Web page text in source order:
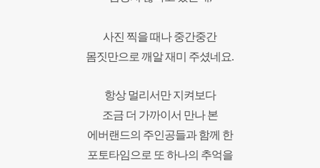
사진 찍을 때나 중간중간
몸짓만으로 깨알 재미 주셨네요.
항상 멀리서만 지켜보다
조금 더 가까이서 만나 본
에버랜드의 주인공들과 함께 한
포토타임으로 또 하나의 추억을